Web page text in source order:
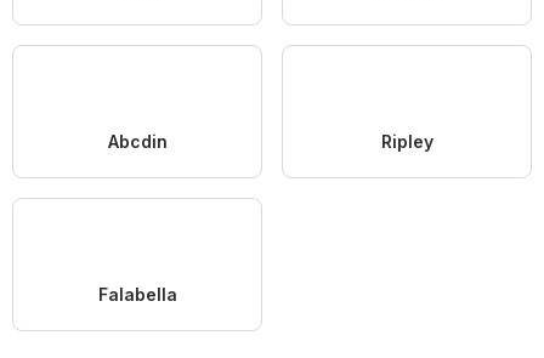
Abcdin Ripley
Falabella